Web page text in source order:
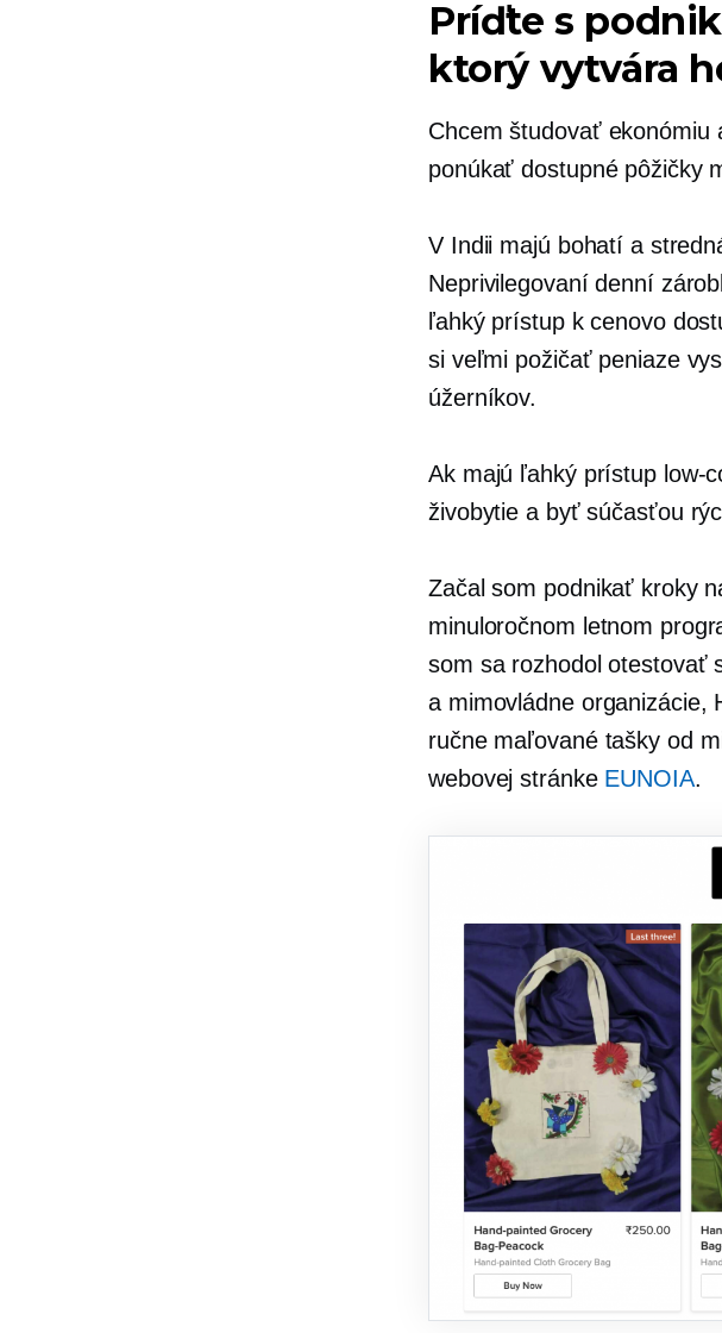
Príďte s
ktorý vytvára
Chcem študovať ekonómiu
ponúkať dostupné pôžičky
V Indii majú bohatí a
Neprivilegovaní denní
ľahký prístup k cenovo
si veľmi požičať peniaze
úžerníkov.
Ak majú ľahký prístup low-
živobytie a byť súčasťou
Začal som podnikať kroky
minuloročnom letnom
som sa rozhodol otestovať
a mimovládneorganizácie,
ručne maľovanétašky od
webovej stránke EUNOIA.